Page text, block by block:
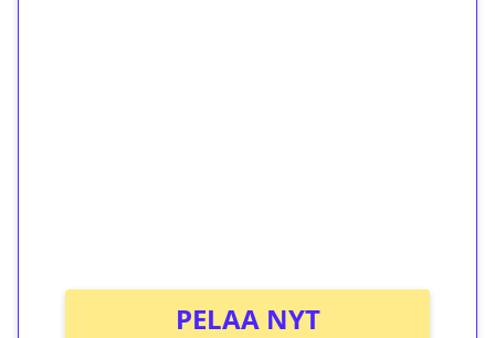
PELAA NYT